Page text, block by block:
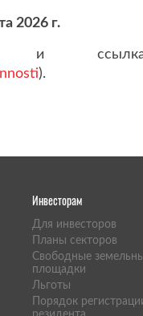
2026 г.
и
).
Инвесторам
Для инвесторов
Планы секторов
Свободные
площадки
Льготы
Порядок